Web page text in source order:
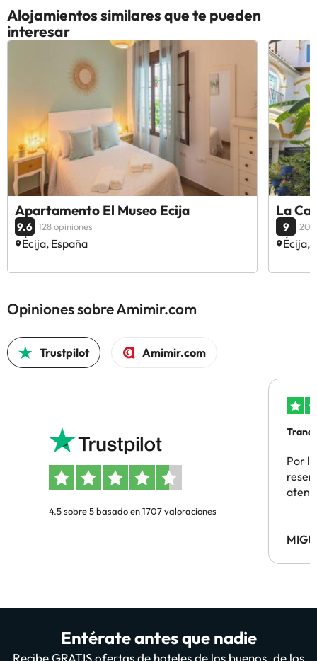
Alojamientos similares que te pueden
interesar
Apartamento El Museo Ecija
9.6 128 opiniones
Écija, España
La
9 203
Écija,
Opiniones sobre Amimir.com
Trustpilot Amimir.com
4.5 sobre 5 basado en 1707 valoraciones
Por
Entérate antes que nadie
Recibe GRATIS ofertas de hoteles de los buenos, de los